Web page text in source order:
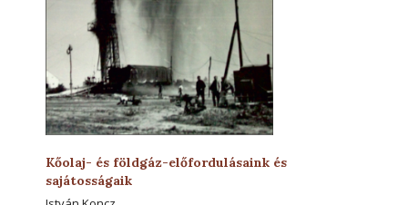
Kőolaj- és földgáz-előfordulásaink és
sajátosságaik